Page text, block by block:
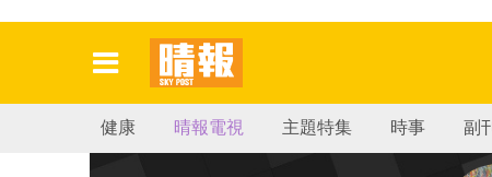
健康 晴報電視 主題特集 時事 副